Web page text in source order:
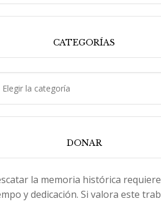
CATEGORÍAS
DONAR
la memoria histórica requiere
y dedicación. Si valora este